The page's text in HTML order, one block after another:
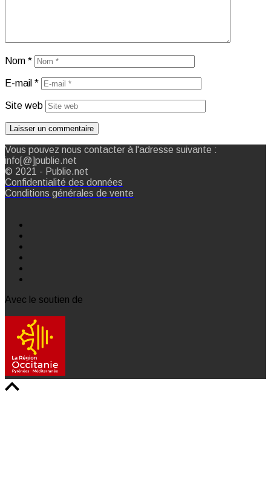
Nom *
E-mail *
Site web
Vous pouvez nous contacter à l'adresse suivante :
info[@]publie.net
© 2021 - Publie.net
Confidentialité des données
Conditions générales de vente
Avec le soutien de